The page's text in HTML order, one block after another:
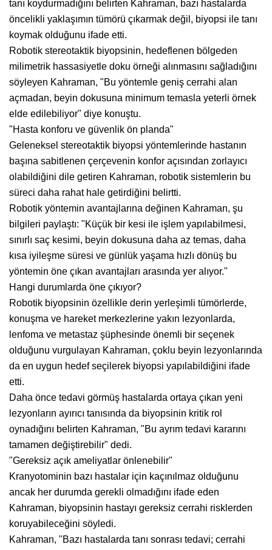
tanı koydurmadığını belirten Kahraman, bazı hastalarda
öncelikli yaklaşımın tümörü çıkarmak değil, biyopsi ile tanı
koymak olduğunu ifade etti.
Robotik stereotaktik biyopsinin, hedeflenen bölgeden
milimetrik hassasiyetle doku örneği alınmasını sağladığını
söyleyen Kahraman, "Bu yöntemle geniş cerrahi alan
açmadan, beyin dokusuna minimum temasla yeterli örnek
elde edilebiliyor" diye konuştu.
"Hasta konforu ve güvenlik ön planda"
Geleneksel stereotaktik biyopsi yöntemlerinde hastanın
başına sabitlenen çerçevenin konfor açısından zorlayıcı
olabildiğini dile getiren Kahraman, robotik sistemlerin bu
süreci daha rahat hale getirdiğini belirtti.
Robotik yöntemin avantajlarına değinen Kahraman, şu
bilgileri paylaştı: "Küçük bir kesi ile işlem yapılabilmesi,
sınırlı saç kesimi, beyin dokusuna daha az temas, daha
kısa iyileşme süresi ve günlük yaşama hızlı dönüş bu
yöntemin öne çıkan avantajları arasında yer alıyor."
Hangi durumlarda öne çıkıyor?
Robotik biyopsinin özellikle derin yerleşimli tümörlerde,
konuşma ve hareket merkezlerine yakın lezyonlarda,
lenfoma ve metastaz şüphesinde önemli bir seçenek
olduğunu vurgulayan Kahraman, çoklu beyin lezyonlarında
da en uygun hedef seçilerek biyopsi yapılabildiğini ifade
etti.
Daha önce tedavi görmüş hastalarda ortaya çıkan yeni
lezyonların ayırıcı tanısında da biyopsinin kritik rol
oynadığını belirten Kahraman, "Bu ayrım tedavi kararını
tamamen değiştirebilir" dedi.
"Gereksiz açık ameliyatlar önlenebilir"
Kranyotominin bazı hastalar için kaçınılmaz olduğunu
ancak her durumda gerekli olmadığını ifade eden
Kahraman, biyopsinin hastayı gereksiz cerrahi risklerden
koruyabileceğini söyledi.
Kahraman, "Bazı hastalarda tanı sonrası tedavi; cerrahi